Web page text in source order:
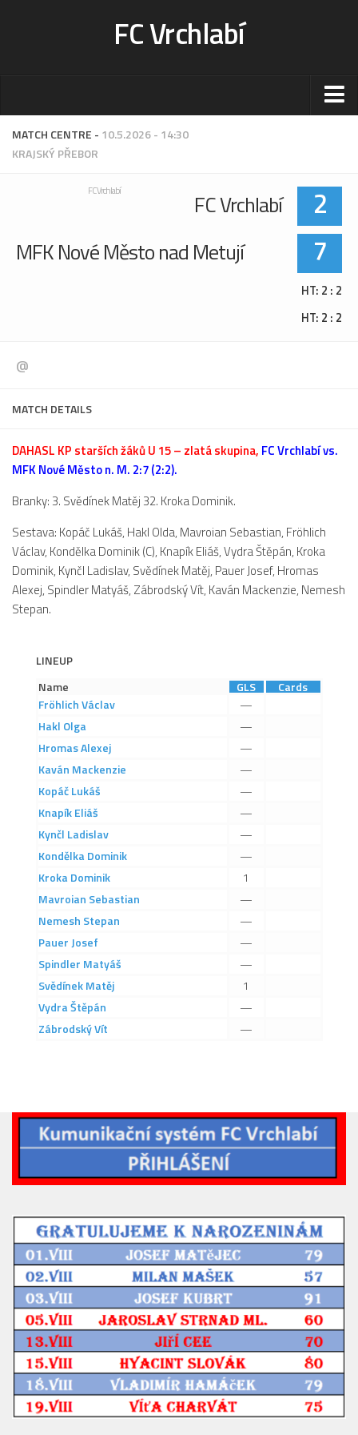
FC Vrchlabí
Stadion
Sportoviště
Kontakt-rezervace
Aktuality
Zápasy MA 2026/27
Realizační tým
Historie
Zápasy 2025/26
Zápasy 2024/25
2020/21
2019/20
2018/19
2015/16
2016/17
Vzkazy
Zápasy MB 2026/27
Hráči
Realizační tým
2022/23
2020/21
2019/20
Tabulka
St. dorost
Zápasy SD 2026/27
Hráči
Realizační tým
Zápasy
Ml. dorost
MATCH CENTRE - 10.5.2026 - 14:30
KRAJSKÝ PŘEBOR
FC Vrchlabí
FC Vrchlabí 2
MFK Nové Město nad Metují 7
HT: 2 : 2
HT: 2 : 2
@
MATCH DETAILS
DAHASL KP starších žáků U 15 – zlatá skupina, FC Vrchlabí vs.
MFK Nové Město n. M. 2:7 (2:2).
Branky: 3. Svědínek Matěj 32. Kroka Dominik.
Sestava: Kopáč Lukáš, Hakl Olda, Mavroian Sebastian, Fröhlich
Václav, Kondělka Dominik (C), Knapík Eliáš, Vydra Štěpán, Kroka
Dominik, Kynčl Ladislav, Svědínek Matěj, Pauer Josef, Hromas
Alexej, Spindler Matyáš, Zábrodský Vít, Kaván Mackenzie, Nemesh
Stepan.
LINEUP
Name
GLS
Cards
FröhlichVáclav
—
Hakl Olga
—
HromasAlexej
—
Kaván Mackenzie
—
Kopáč Lukáš
—
Knapík Eliáš
—
Kynčl Ladislav
—
Kondělka Dominik
—
Kroka Dominik
1
Mavroian Sebastian
—
Nemesh Stepan
—
Pauer Josef
—
Spindler Matyáš
—
Svědínek Matěj
1
VydraŠtěpán
—
ZábrodskýVít —